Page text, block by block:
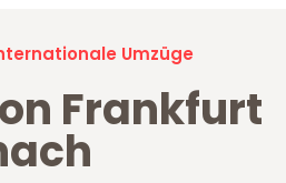
Umzüge
Frankfurt